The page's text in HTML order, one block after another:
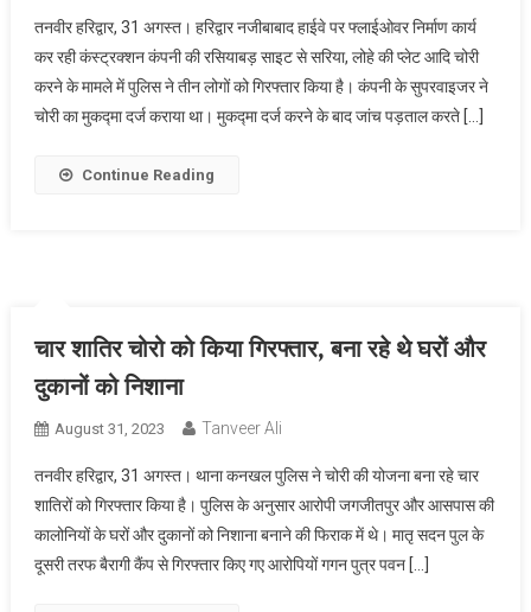
तनवीर हरिद्वार, 31 अगस्त। हरिद्वार नजीबाबाद हाईवे पर फ्लाईओवर निर्माण कार्य
कर रही कंस्ट्रक्शन कंपनी की रसियाबड़ साइट से सरिया, लोहे की प्लेट आदि चोरी
करने के मामले में पुलिस ने तीन लोगों को गिरफ्तार किया है। कंपनी के सुपरवाइजर ने
चोरी का मुकद्मा दर्ज कराया था। मुकद्मा दर्ज करने के बाद जांच पड़ताल करते […]
Continue Reading
चार शातिर चोरो को किया गिरफ्तार, बना रहे थे घरों और
दुकानों को निशाना
August 31, 2023 Tanveer Ali
तनवीर हरिद्वार, 31 अगस्त। थाना कनखल पुलिस ने चोरी की योजना बना रहे चार
शातिरों को गिरफ्तार किया है। पुलिस के अनुसार आरोपी जगजीतपुर और आसपास की
कालोनियों के घरों और दुकानों को निशाना बनाने की फिराक में थे। मातृ सदन पुल के
दूसरी तरफ बैरागी कैंप से गिरफ्तार किए गए आरोपियों गगन पुत्र पवन […]